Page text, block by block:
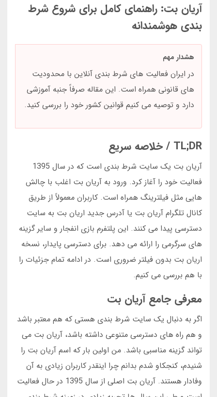
آریان بت: راهنمای کامل برای شروع شرط
بندی هوشمندانه
هشدار مهم
در ایران فعالیت های شرط بندی آنلاین با محدودیت
های قانونی همراه است. این مقاله صرفاً جنبه آموزشی
دارد و توصیه می کنیم قوانین کشور خود را بررسی کنید.
TL;DR / خلاصه سریع
آریان بت یک سایت شرط بندی است که در سال 1395
فعالیت خود را آغاز کرد. ورود به آریان بت اغلب با چالش
هایی مثل فیلترینگ همراه است. کاربران معمولاً از طریق
کانال تلگرام آریان بت یا آدرس جدید اریان بت به سایت
دسترسی پیدا می کنند. این پلتفرم بازی انفجار و سایر گزینه
های سرگرمی را ارائه می دهد. برای دسترسی پایدار، نسخه
اریان بت بدون فیلتر ضروری است. در ادامه تمام جزئیات را
با هم بررسی می کنیم.
معرفی جامع آریان بت
اگر به دنبال یک سایت شرط بندی هستی که هم معتبر باشد
و هم راه های دسترسی متنوعی داشته باشد، آریان بت می
تواند گزینه مناسبی باشد. من اولین بار که اسم آریان بت را
شنیدم، کنجکاو شدم بدانم چرا اینقدر کاربران زیادی به آن
وفادار هستند. آریان بت اصلی از سال 1395 در حال فعالیت